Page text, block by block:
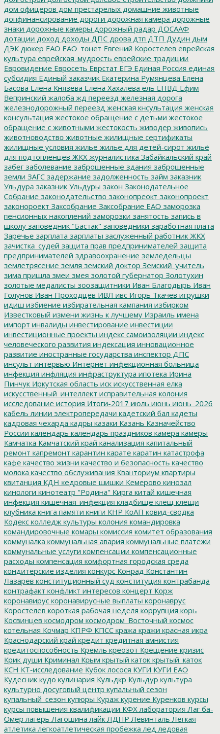
дом офицеров дом престарелых домашние животные
допфинансирование дороги дорожная камера дорожные
знаки дорожные камеры дорожный радар ДОСААФ
дотации доход доходы ДПС дрова дтп ДТП Дудин дым
ДЭКдюкер ЕАО ЕАО_тонет Евгений Коростелев еврейская
культура еврейская_мудрость еврейские традиции
Евровидение Евросеть Еврстат ЕГЭ Единая Россия единая
субсидия Единый заказчик Екатерина Румянцева Елена
Басова Елена Князева Елена Хахалева ель ЕНВД Ефим
Вепринский жалоба жд переезд железная дорога
железнодорожный переезд женская кнсультация женская
консультация жестокое обращение с детьми жестокое
обращение с животными жестокость живодер живопись
животноводство животные жилищные сертификаты
жилищные условия жилье жилье для детей-сирот жильё
для подтопленцев ЖКХ журналистика Забайкальский край
забег заболевание заброшенные здания заброшенные
земли ЗАГС задержание задолженность займ заказник
Ульдура заказник Ульдуры закон Законодательное
Собрание законодательство законопреокт законопроект
законороект Заксобрание Заксобрание ЕАО заморозка
пенсионных накоплений заморозки занятость запись в
школу заповедник "Бастак" заповедники заработная плата
Заречье зарплата зарплаты заслуженный работник ЖКХ
зачистка_судей защита прав предпринимателей защита
предпринимателей здравоохранение земледельцы
землетрясение земля земский доктор Земский_учитель
зима пришла змеи змея золотой губернатор Золотухин
золотые медалисты зоозащитники Иван Благодырь Иван
Голунов Иван Проходцев ИВЛ ивс Игорь Ткачев игрушки
идиш избиение избирательная кампания избирком
Известковый измени жизнь к лучшему Израиль имена
импорт инвалиды инвестирование инвестиции
инвестиционные проекты индекс самоизоляции индекс
человеческого развития индексация инновационное
развитие иностранные государства инспектор ДПС
инсульт интервью Интернет инфекционная больница
инфекция инфляция инфраструктура ипотека Ирина
Пинчук Иркутская область иск искусственная елка
искусственный_интеллект исправительная колония
исследование история Итоги-2017 июль июнь июнь_2026
кабель линии электропередачи кадетский бал кадеты
кадровая чехарда кадры казаки Казань Казначейство
России календарь календарь праздников камера камеры
Камчатка Камчатский край канализация капитальный
ремонт капремонт карантин карате каратин катастрофа
кафе качество жизни качество и безопасность качество
молока качество обслуживания Кванториум квартиры
квитанция КДН кедровые шишки Кемерово кинозал
кинологи кинотеатр "Родина" Кирга китай кишечная
инфекция кишечная_инфекция кладбище клещ клещи
клубника книга памяти книги КНР КоАП ковид-сводка
Кодекс колледж культуры колония командировка
командировочные комары комиссия комитет образования
коммуналка коммунальная авария коммунальные платежи
коммунальные услуги компенсации компенсационные
расходы компенсация комфортная городская среда
кондитерские изделия конкурс Конрад Константин
Лазарев конституционный суд конституция контрабанда
контрафакт конфликт интересов концерт Корж
коронавирус коронавирусные выплаты коронаврус
Коростелев короткая рабочая неделя коррупция корь
Косвинцев космодром космодром_Восточный космос
котельная Кочмар КПРФ КПСС кража кражи красная икра
Краснодарский край кредит кредитная амнистия
кредитоспособность Кремль креозот Крещение кризис
Крик души Криминал Крым крытый каток крытый_каток
КСН КТ-исследование Кубок лосося КУГИ КУГИ ЕАО
Кудесник кудо кулинария Кульдкр Кульдур культура
культурно досуговый центр купальный сезон
купальный_сезон купюры Кураж курение Куренков курсы
курсы повышения квалификации КФХлаборатория Лаг ба-
Омер лагерь Лагошина лайк ЛДПР Левинталь Легкая
атлетика легкоатлетическая пробежка лед ледовая